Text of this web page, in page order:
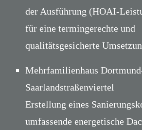
der Ausführung (HOAI-
für eine termingerechte und
qualitätsgesicherte
Mehrfamilienhaus
Saarlandstraßenviertel
Erstellung eines
umfassende energetische